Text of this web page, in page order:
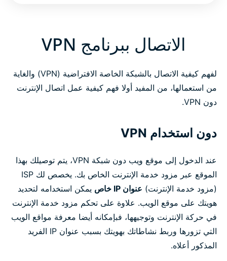
الاتصال ببرنامج VPN
لفهم كيفية الاتصال بالشبكة الخاصة الافتراضية (VPN) والغاية
من استعمالها، من المفيد أولا فهم كيفية عمل اتصال الإنترنت
دون VPN.
دون استخدام VPN
عند الدخول إلى موقع ويب دون شبكة VPN، يتم توصيلك بهذا
الموقع عبر مزود خدمة الإنترنت الخاص بك. يخصص لك ISP
(مزود خدمة الإنترنت) عنوان IP خاص
يمكن استخدامه لتحديد
هويتك على موقع الويب. علاوة على تحكم مزود خدمة الإنترنت
في حركة الإنترنت وتوجيهها، فبإمكانه أيضا معرفة مواقع الويب
التي تزورها وربط نشاطاتك بهويتك بسبب عنوان IP الفريد
المذكور أعلاه.